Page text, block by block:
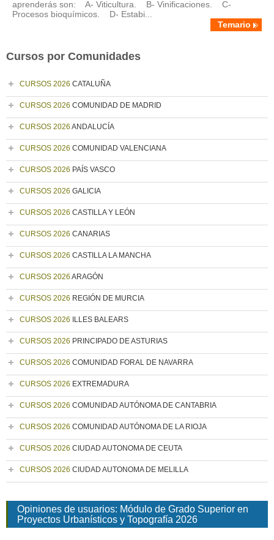
aprenderás son: A- Viticultura. B- Vinificaciones. C-
Procesos bioquímicos. D- Estabi...
Temario
Cursos por Comunidades
CURSOS 2026 CATALUÑA
CURSOS 2026 COMUNIDAD DE MADRID
CURSOS 2026 ANDALUCÍA
CURSOS 2026 COMUNIDAD VALENCIANA
CURSOS 2026 PAÍS VASCO
CURSOS 2026 GALICIA
CURSOS 2026 CASTILLA Y LEÓN
CURSOS 2026 CANARIAS
CURSOS 2026 CASTILLA LA MANCHA
CURSOS 2026 ARAGÓN
CURSOS 2026 REGIÓN DE MURCIA
CURSOS 2026 ILLES BALEARS
CURSOS 2026 PRINCIPADO DE ASTURIAS
CURSOS 2026 COMUNIDAD FORAL DE NAVARRA
CURSOS 2026 EXTREMADURA
CURSOS 2026 COMUNIDAD AUTÓNOMA DE CANTABRIA
CURSOS 2026 COMUNIDAD AUTÓNOMA DE LA RIOJA
CURSOS 2026 CIUDAD AUTONOMA DE CEUTA
CURSOS 2026 CIUDAD AUTONOMA DE MELILLA
Opiniones de usuarios: Módulo de Grado Superior en
Proyectos Urbanísticos y Topografía 2026